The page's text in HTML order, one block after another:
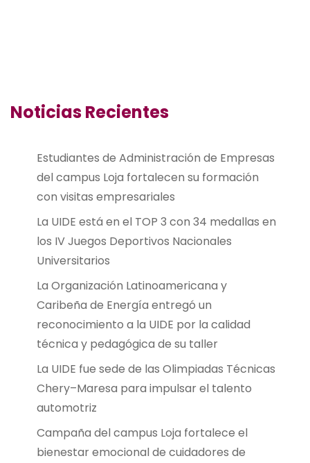
Noticias Recientes
Estudiantes de Administración de Empresas
del campus Loja fortalecen su formación
con visitas empresariales
La UIDE está en el TOP 3 con 34 medallas en
los IV Juegos Deportivos Nacionales
Universitarios
La Organización Latinoamericana y
Caribeña de Energía entregó un
reconocimiento a la UIDE por la calidad
técnica y pedagógica de su taller
La UIDE fue sede de las Olimpiadas Técnicas
Chery–Maresa para impulsar el talento
automotriz
Campaña del campus Loja fortalece el
bienestar emocional de cuidadores de